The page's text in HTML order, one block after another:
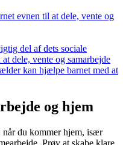
evnen til at dele, vente og
del af dets sociale
dele, vente og samarbejde
kan hjælpe barnet med at
og hjem
du kommer hjem, især
Prøv at skabe klare